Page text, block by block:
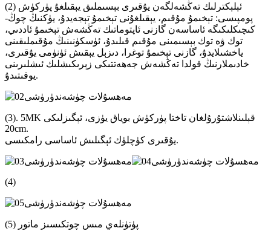
(2) ئېلېكترلىك تەڭشەلگەن يۇقىرى بېسىملىق يېقىلغۇ پۈركۈش
پومپىسى: تېخىمۇ مۇقىم، يېقىلغۇنى تېخىمۇ تېجەيدۇ، يۈكنىڭ چوڭ-
كىچىكلىكىگە ئاساسەن گازنى ئاپتوماتىك تەڭشەش تېخىمۇ ئاددىي،
توك ۋە توك بېسىمىنى مۇقىم قىلىدۇ، ئۈسكۈنىنىڭ مۇقىملىقىنى
ياخشىلايدۇ، گازنى تېخىمۇ توغرا، دىزېل يېقىش ئۈنۈمى يۇقىرى،
خادىملارنىڭ قولدا تەڭشەش جەھەتتىكى زېرىكىشلىك ئىشلىرىنى
يوقىتىدۇ.
(3). 5MK قېلىنلاشتۇرۇلغان تاختا پۈركۈش بوياق يۈزى، ئېگىزلىكى
20cm.
يۇقىرى كۈچلۈك ئېگىلىش ئاساسى رامكىسى.
(4)
(5) پۈتۈنلەي مىس چوتكىسىز ماتور